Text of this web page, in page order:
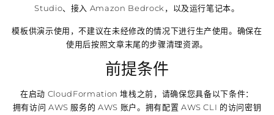
Studio、接入 Amazon Bedrock，以及运行笔记本。
模板供演示使用，不建议在未经修改的情况下进行生产使用。确保在
使用后按照文章末尾的步骤清理资源。
前提条件
在启动 CloudFormation 堆栈之前，请确保您具备以下条件：
拥有访问 AWS 服务的 AWS 账户。拥有配置 AWS CLI 的访问密钥